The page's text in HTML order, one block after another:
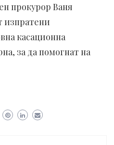
прокурор Ваня
изпратени
касационна
за да помогнат на